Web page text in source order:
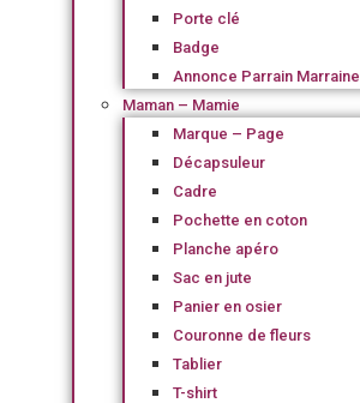
Porte clé
Badge
Annonce Parrain Marraine
Maman – Mamie
Marque – Page
Décapsuleur
Cadre
Pochette en coton
Planche apéro
Sac en jute
Panier en osier
Couronne de fleurs
Tablier
T-shirt